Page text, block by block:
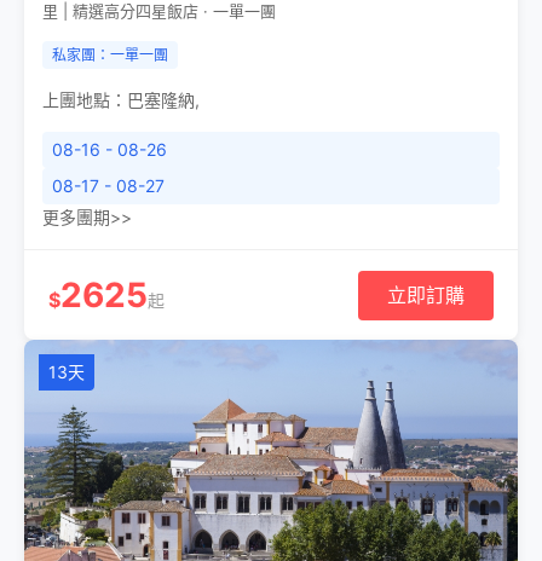
里 | 精選高分四星飯店 · 一單一團
私家團：一單一團
上團地點： 巴塞隆納,
08-16 - 08-26
08-17 - 08-27
更多團期>>
$2625起 立即訂購
13天